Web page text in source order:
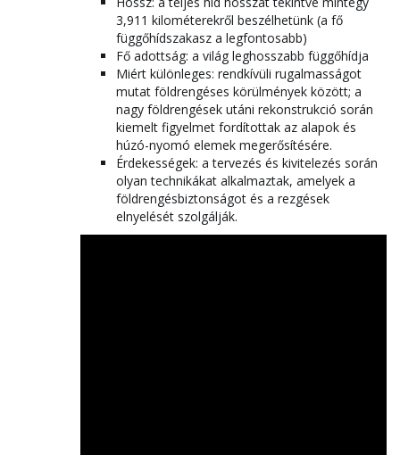
3,911 kilométerekről beszélhetünk (a fő
függőhídszakasz a legfontosabb)
Fő adottság: a világ leg­hosszabb függőhídja
Miért különleges: rendkívüli rugalmasságot
mutat földrengéses körülmények között; a
nagy földrengések utáni rekonstrukció során
kiemelt figyelmet fordítottak az alapok és
húzó-nyomó elemek megerősítésére.
Érdekességek: a tervezés és kivitelezés során
olyan technikákat alkalmaztak, amelyek a
földrengésbiztonságot és a rezgések
elnyelését szolgálják.